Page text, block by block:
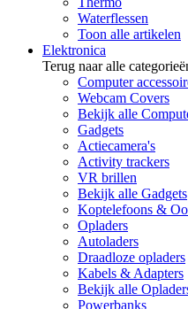
Waterflessen
Toon alle artikelen
Elektronica
Terug naar alle
Computer
Webcam Covers
Bekijk alle
Gadgets
Actiecamera's
Activity trackers
VR brillen
Bekijk alle Gadgets
Koptelefoons &
Opladers
Autoladers
Draadloze opladers
Kabels & Adapters
Bekijk alle
Powerbanks